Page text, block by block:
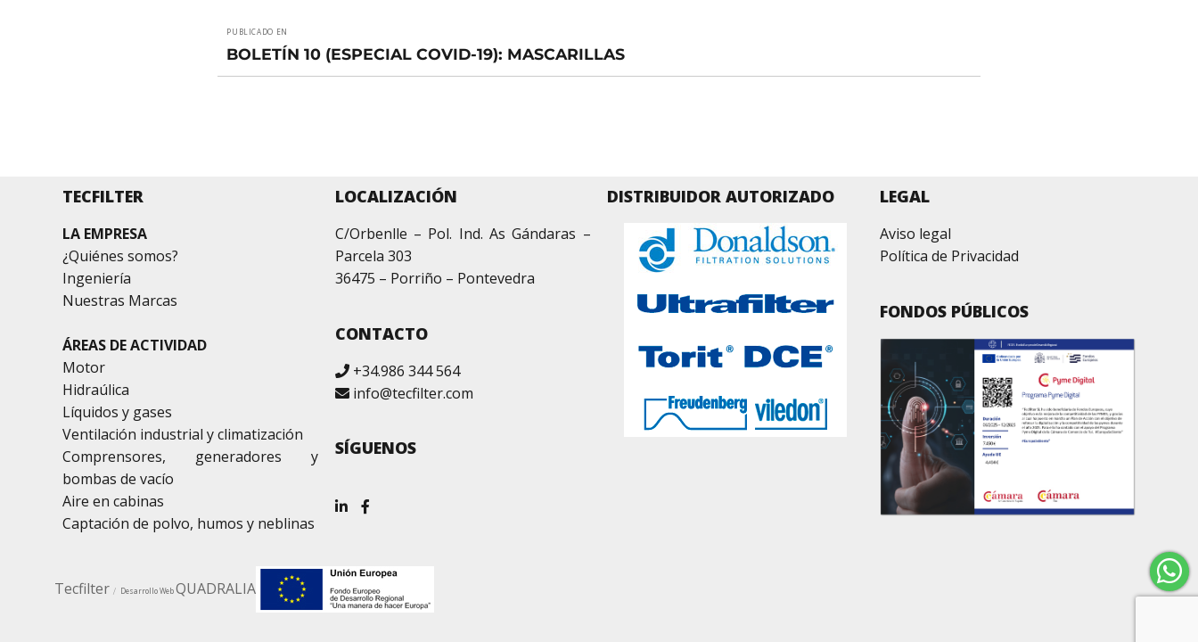
Navegación
de
PUBLICADO EN
BOLETÍN 10 (ESPECIAL COVID-19): MASCARILLAS
TECFILTER
LA EMPRESA
¿Quiénes somos?
Ingeniería
Nuestras Marcas
ÁREAS DE ACTIVIDAD
Motor
Hidraúlica
Líquidos y gases
Ventilación industrial y climatización
Comprensores, generadores y
bombas de vacío
Aire en cabinas
Captación de polvo, humos y neblinas
LOCALIZACIÓN
C/Orbenlle – Pol. Ind. As Gándaras –
Parcela 303
36475 – Porriño – Pontevedra
CONTACTO
+34.986 344 564
info@tecfilter.com
SÍGUENOS
DISTRIBUIDOR AUTORIZADO LEGAL
Aviso legal
Política de Privacidad
FONDOS PÚBLICOS
Tecfilter Desarrollo WebQUADRALIA